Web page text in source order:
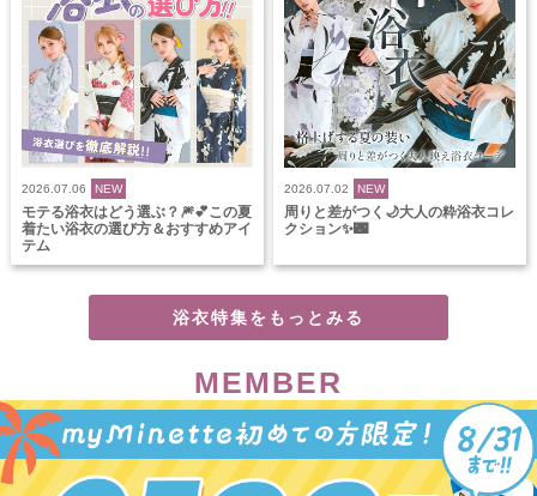
2026.07.06 NEW
モテる浴衣はどう選ぶ？🎆💕この夏
着たい浴衣の選び方＆おすすめアイ
テム
2026.07.02 NEW
周りと差がつく🌙大人の粋浴衣コレ
クション✨🌃
浴衣特集をもっとみる
MEMBER